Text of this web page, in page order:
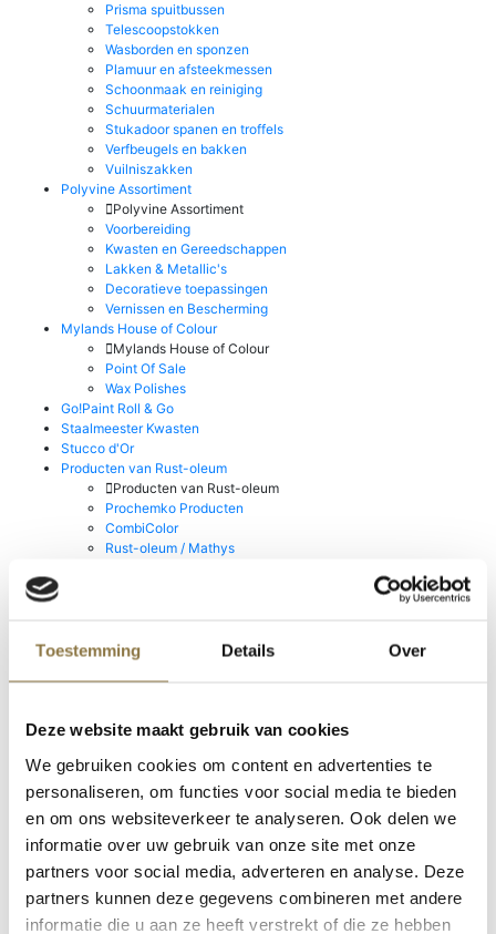
Toestemming Details Over
Deze website maakt gebruik van cookies
We gebruiken cookies om content en advertenties te
personaliseren, om functies voor social media te bieden
en om ons websiteverkeer te analyseren. Ook delen we
informatie over uw gebruik van onze site met onze
partners voor social media, adverteren en analyse. Deze
partners kunnen deze gegevens combineren met andere
informatie die u aan ze heeft verstrekt of die ze hebben
Prisma spuitbussen
Telescoopstokken
Wasborden en sponzen
Plamuur en afsteekmessen
Schoonmaak en reiniging
Schuurmaterialen
Stukadoor spanen en troffels
Verfbeugels en bakken
Vuilniszakken
Polyvine Assortiment
Polyvine Assortiment
Voorbereiding
Kwasten en Gereedschappen
Lakken & Metallic's
Decoratieve toepassingen
Vernissen en Bescherming
Mylands House of Colour
Mylands House of Colour
Point Of Sale
Wax Polishes
Go!Paint Roll & Go
Staalmeester Kwasten
Stucco d'Or
Producten van Rust-oleum
Producten van Rust-oleum
Prochemko Producten
CombiColor
Rust-oleum / Mathys
Productcategorieën
Matglans
Basis WIT en TR